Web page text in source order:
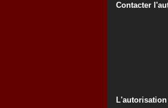
Contacter
L'autorisation